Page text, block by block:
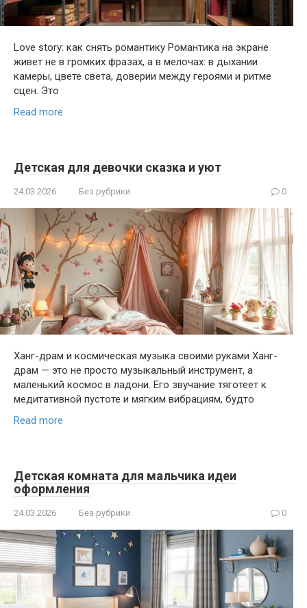
Love story: как снять романтику Романтика на экране
живет не в громких фразах, а в мелочах: в дыхании
камеры, цвете света, доверии между героями и ритме
сцен. Это
Read more
Детская для девочки сказка и уют
24.03.2026 Без рубрики 0
Ханг-драм и космическая музыка своими руками Ханг-
драм — это не просто музыкальный инструмент, а
маленький космос в ладони. Его звучание тяготеет к
медитативной пустоте и мягким вибрациям, будто
Read more
Детская комната для мальчика идеи
оформления
24.03.2026 Без рубрики 0